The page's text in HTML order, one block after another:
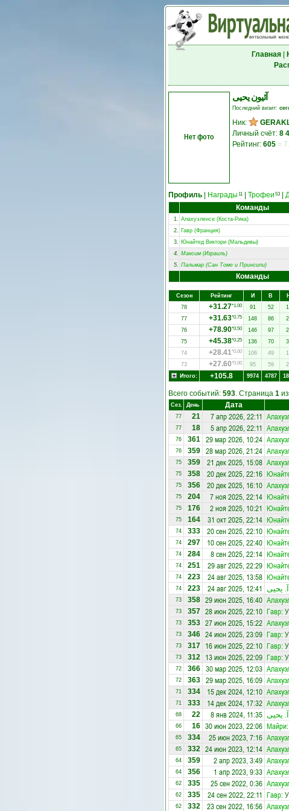
Главная|
Нет фото
آئیون يحيى
Последний визит:
Ник:
Личный счёт: 8
Рейтинг: 605 =
Профиль Награды 11 Трофеи 53
Команды
1. Алахуэленсе (Коста-Рика)
2. Гавр (Франция)
3. Юнайтед Виктори (Мальдивы)
4. Максим (Израиль)
5. Пальмар (Сан Томе и Принсипи)
Команды
Сезон Рейтинг И В Н
78
+31.27*1.00 91 52
77
+31.63*0.75 148 86
76
+78.90*0.50 146 97
75
+45.38*0.25 136 70
74
+28.41*0.00 106 49
73
+27.60*0.00 95 59
Итого:
+105.8 9974 4787
Всего событий: 593. Страница 1 из
Сез. День Дата
77 21 7 апр 2026, 22:11
77 18 5 апр 2026, 22:11
76 361 29 мар 2026, 10:24
76 359 28 мар 2026, 21:24
75 359 21 дек 2025, 15:08
75 358 20 дек 2025, 22:16
75 356 20 дек 2025, 16:10
75 204 7 ноя 2025, 22:14
75 176 2 ноя 2025, 10:21
75 164 31 окт 2025, 22:14
74 333 20 сен 2025, 22:10
74 297 10 сен 2025, 22:40
74 284 8 сен 2025, 22:14
74 251 29 авг 2025, 22:29
74 223 24 авг 2025, 13:58
74 223 24 авг 2025, 12:41 آ. يحيى
73 358 29 июн 2025, 16:40
73 357 28 июн 2025, 22:10 Гавр:
73 353 27 июн 2025, 15:22
73 346 24 июн 2025, 23:09 Гавр:
73 317 16 июн 2025, 22:10 Гавр:
73 312 13 июн 2025, 22:09 Гавр:
72 366 30 мар 2025, 12:03
72 363 29 мар 2025, 16:09
71 334 15 дек 2024, 12:10
71 333 14 дек 2024, 17:32
68 22 8 янв 2024, 11:35 آ. يحيى
66 16 30 июн 2023, 22:06 Майри
65 334 25 июн 2023, 7:16
65 332 24 июн 2023, 12:14
64 359 2 апр 2023, 3:49
64 356 1 апр 2023, 9:33
62 335 25 сен 2022, 0:36
62 335 24 сен 2022, 22:11 Гавр:
62 332 23 сен 2022, 16:56